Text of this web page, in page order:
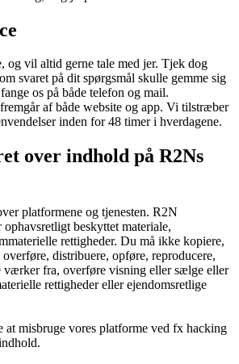
og vil altid gerne tale med jer. Tjek dog
svaret på dit spørgsmål skulle gemme sig
os på både telefon og mail.
af både website og app. Vi tilstræber
inden for 48 timer i hverdagene.
over indhold på R2Ns
platformene og tjenesten. R2N
beskyttet materiale,
rettigheder. Du må ikke kopiere,
distribuere, opføre, reproducere,
værker fra, overføre visning eller sælge eller
rettigheder eller ejendomsretlige
at misbruge vores platforme ved fx hacking